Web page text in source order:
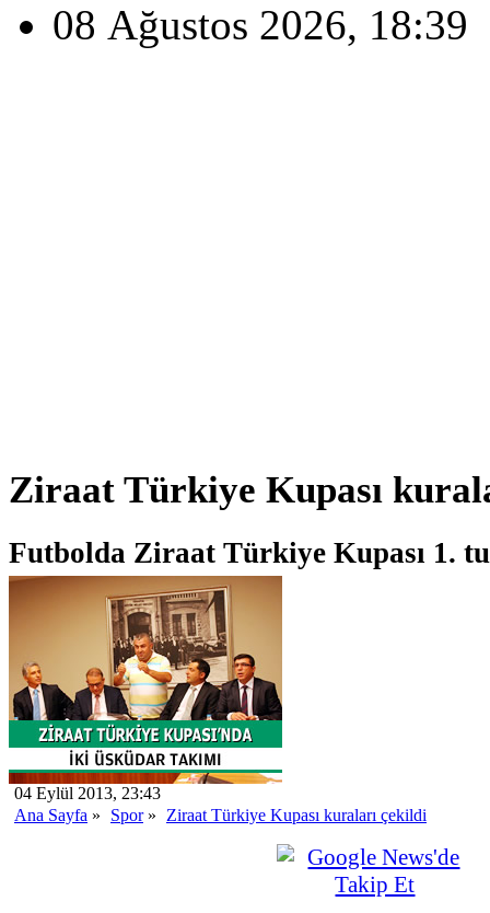
08 Ağustos 2026, 18:39
Ziraat Türkiye Kupası
Futbolda Ziraat Türkiye Kupası 1.
04 Eylül 2013, 23:43
Ana Sayfa » Spor» Ziraat Türkiye Kupası kuraları çekildi